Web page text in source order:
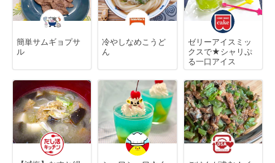
簡単サムギョプサ
ル
冷やしなめこうど
ん
ゼリーアイスミッ
クスで★シャリぷ
る一口アイス